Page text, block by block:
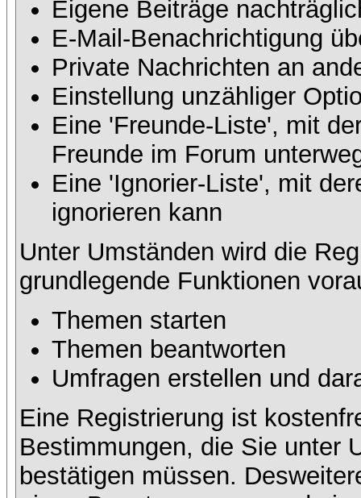
Eigene Beiträge
E-Mail-Benachrichtigung
Private Nachrichten an
Einstellung unzähliger
Eine 'Freunde-Liste', mit
Freunde im Forum
Eine 'Ignorier-Liste', mit
ignorieren kann
Unter Umständen wird die
grundlegende Funktionen
Themen starten
Themen beantworten
Umfragen erstellen und
Eine Registrierung ist
Bestimmungen, die Sie unter
bestätigen müssen.